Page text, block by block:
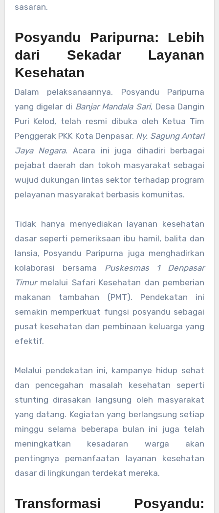
sasaran.
Posyandu Paripurna: Lebih
dari Sekadar Layanan
Kesehatan
Dalam pelaksanaannya, Posyandu Paripurna
yang digelar di Banjar Mandala Sari, Desa Dangin
Puri Kelod, telah resmi dibuka oleh Ketua Tim
Penggerak PKK Kota Denpasar, Ny. Sagung Antari
Jaya Negara. Acara ini juga dihadiri berbagai
pejabat daerah dan tokoh masyarakat sebagai
wujud dukungan lintas sektor terhadap program
pelayanan masyarakat berbasis komunitas.
Tidak hanya menyediakan layanan kesehatan
dasar seperti pemeriksaan ibu hamil, balita dan
lansia, Posyandu Paripurna juga menghadirkan
kolaborasi bersama Puskesmas 1 Denpasar
Timurmelalui Safari Kesehatan dan pemberian
makanan tambahan (PMT). Pendekatan ini
semakin memperkuat fungsi posyandu sebagai
pusat kesehatan dan pembinaan keluarga yang
efektif.
Melalui pendekatan ini, kampanye hidup sehat
dan pencegahan masalah kesehatan seperti
stunting dirasakan langsung oleh masyarakat
yang datang. Kegiatan yang berlangsung setiap
minggu selama beberapa bulan ini juga telah
meningkatkan kesadaran warga akan
pentingnya pemanfaatan layanan kesehatan
dasar di lingkungan terdekat mereka.
Transformasi Posyandu: